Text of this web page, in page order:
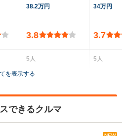
38.2万円
3.8
5人
4ドア
1.5m
34万円
3.7
5人
を表示する
できるクルマ